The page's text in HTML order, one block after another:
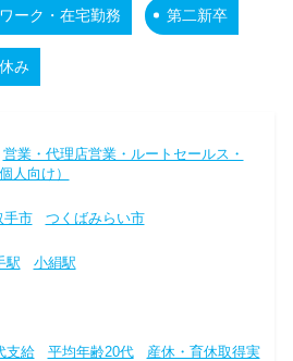
ーク・在宅勤務 第二新卒
み
営業・代理店営業・ルートセールス・
人向け）
手市
つくばみらい市
駅
小絹駅
支給 平均年齢20代
産休・育休取得実